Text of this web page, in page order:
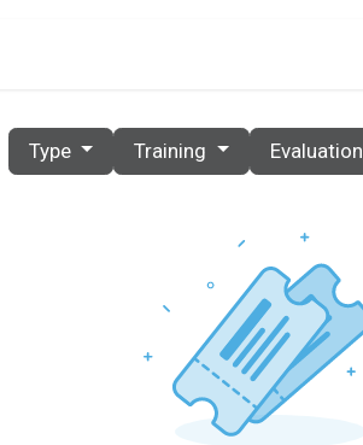
Type Training Evaluation